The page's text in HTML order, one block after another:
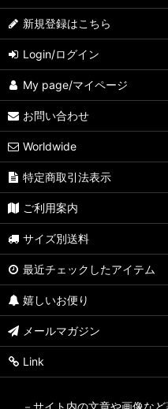
新規登録はこちら
Login/ログイン
My page/マイページ
お問い合わせ
Worldwide
特定商取引法表示
ご利用案内
サイズ別送料
最近チェックしたアイテム
嬉しいお便り
メールマガジン
Link
－サイト内の文章や画像な